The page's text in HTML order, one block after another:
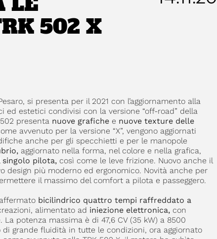
502 X
si presenta per il 2021 con l’aggiornamento alla
estetici condivisi con la versione “off-road” della
presenta nuove grafichee nuove texture delle
avvenuto per la versione “X”, vengono aggiornati
anche per gli specchietti e per le manopole
aggiornato nella forma, nel colore e nella grafica,
singolo pilota, così come le leve frizione. Nuovo anche il
più moderno ed ergonomico. Novità anche per
il massimo del comfort a pilota e passeggero.
bicilindrico quattro tempi raffreddato a
alimentato ad iniezione elettronica,con
potenza massima è di 47,6 CV (35 kW) a 8500
grande fluidità in tutte le condizioni, ora aggiornato